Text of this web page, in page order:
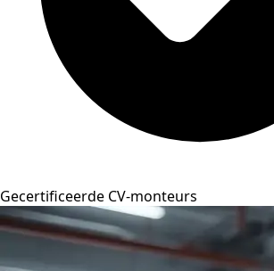
Gecertificeerde CV-monteurs